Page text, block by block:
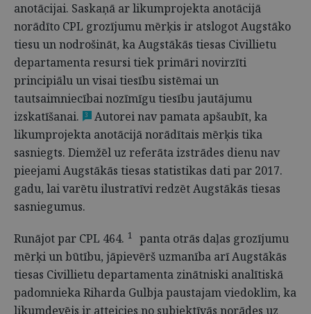
anotācijai. Saskaņā ar likumprojekta anotācijā
norādīto CPL grozījumu mērķis ir atslogot Augstāko
tiesu un nodrošināt, ka Augstākās tiesas Civillietu
departamenta resursi tiek primāri novirzīti
principiālu un visai tiesību sistēmai un
tautsaimniecībai nozīmīgu tiesību jautājumu
izskatīšanai.
3
Autorei nav pamata apšaubīt, ka
likumprojekta anotācijā norādītais mērķis tika
sasniegts. Diemžēl uz referāta izstrādes dienu nav
pieejami Augstākās tiesas statistikas dati par 2017.
gadu, lai varētu ilustratīvi redzēt Augstākās tiesas
sasniegumus.
Runājot par CPL 464. 1
panta otrās daļas grozījumu
mērķi un būtību, jāpievērš uzmanība arī Augstākās
tiesas Civillietu departamenta zinātniski analītiskā
padomnieka Riharda Gulbja paustajam viedoklim, ka
likumdevējs ir atteicies no subjektīvās norādes uz